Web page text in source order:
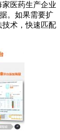
医药生产企业
。如果需要扩
技术，快速匹配